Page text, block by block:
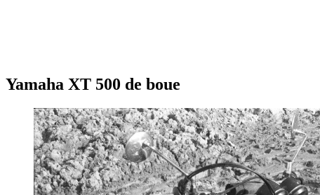
Yamaha XT 500 de boue